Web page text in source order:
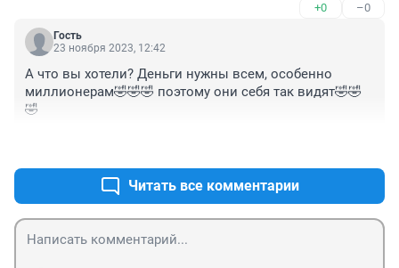
+0 –0
Гость
23 ноября 2023, 12:42
А что вы хотели? Деньги нужны всем, особенно
миллионерам🤣🤣🤣 поэтому они себя так видят🤣🤣
🤣
Читать все комментарии